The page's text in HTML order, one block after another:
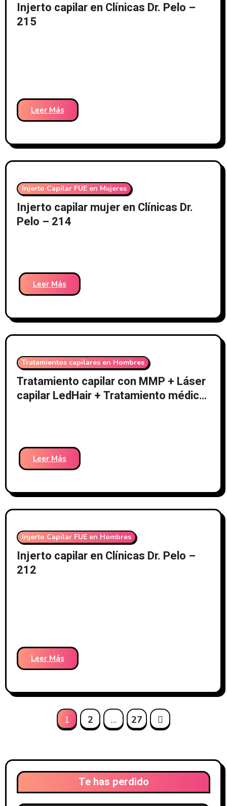
Injerto capilar en Clínicas Dr. Pelo –
215
Leer Más
Injerto Capilar FUE en Mujeres
Injerto capilar mujer en Clínicas Dr.
Pelo – 214
Leer Más
Tratamientos capilares en Hombres
Tratamiento capilar con MMP + Láser
capilar LedHair + Tratamiento médico
Leer Más
Injerto Capilar FUE en Hombres
Injerto capilar en Clínicas Dr. Pelo –
212
Leer Más
Paginación
entradas
1 2 … 27
Te has perdido